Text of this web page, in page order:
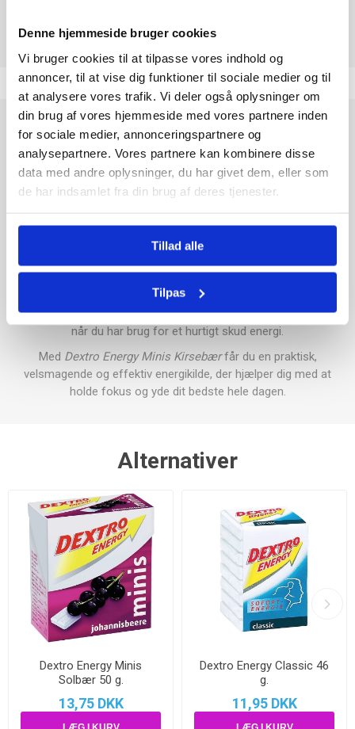
Denne hjemmeside bruger cookies
Vi bruger cookies til at tilpasse vores indhold og
annoncer, til at vise dig funktioner til sociale medier og til
at analysere vores trafik. Vi deler også oplysninger om
din brug af vores hjemmeside med vores partnere inden
for sociale medier, annonceringspartnere og
analysepartnere. Vores partnere kan kombinere disse
data med andre oplysninger, du har givet dem, eller som
de har indsamlet fra din brug af deres tjenester.
Tillad alle
Tilpas
Dextro Energy Minis Kirsebærer den perfekte løsning til dig,
der har brug for et hurtigt energiboost i hverdagen. Disse små
druesukker-tabletter er nemme at have med på farten og
leverer øjeblikkelig energi til både krop og sind. Med en lækker
og frisk kirsebærsmag bliver det en fornøjelse at genoplade
kendt for deres høje kvalitet og pålidelighed. Hver tablet er
individuelt pakket, så de er hygiejniske og nemme at dosere,
når du har brug for et hurtigt skud energi.
Med Dextro Energy Minis Kirsebærfår du en praktisk,
velsmagende og effektiv energikilde, der hjælper dig med at
holde fokus og yde dit bedste hele dagen.
Alternativer
Dextro Energy Minis
Solbær 50 g.
13,75 DKK
Dextro Energy Classic 46
g.
11,95 DKK